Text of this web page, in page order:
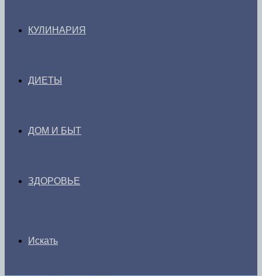
КУЛИНАРИЯ
ДИЕТЫ
ДОМ И БЫТ
ЗДОРОВЬЕ
Искать